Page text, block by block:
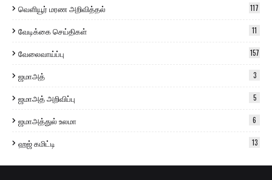
வெளியூர் மரண அறிவித்தல் 117
வேடிக்கை செய்திகள் 11
வேலைவாய்ப்பு 157
ஜமாஅத் 3
ஜமாஅத் அறிவிப்பு 5
ஜமாஅத்துல் உலமா 6
ஹஜ் கமிட்டி 13